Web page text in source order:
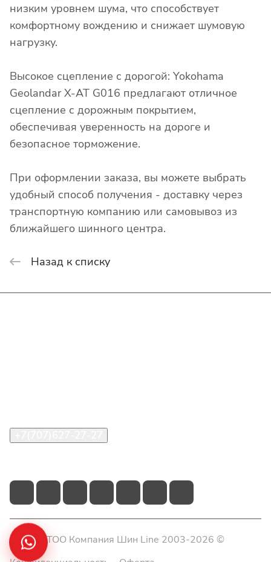
низким уровнем шума, что способствует
комфортному вождению и снижает шумовую
нагрузку.
Высокое сцепление с дорогой: Yokohama
Geolandar X-AT G016 предлагают отличное
сцепление с дорожным покрытием,
обеспечивая уверенность на дороге и
безопасное торможение.
При оформлении заказа, вы можете выбрать
удобный способ получения - доставку через
транспортную компанию или самовывоз из
ближайшего шинного центра.
Назад к списку
© 2026 ТОО Компания Шин Line 2003-2026 ©